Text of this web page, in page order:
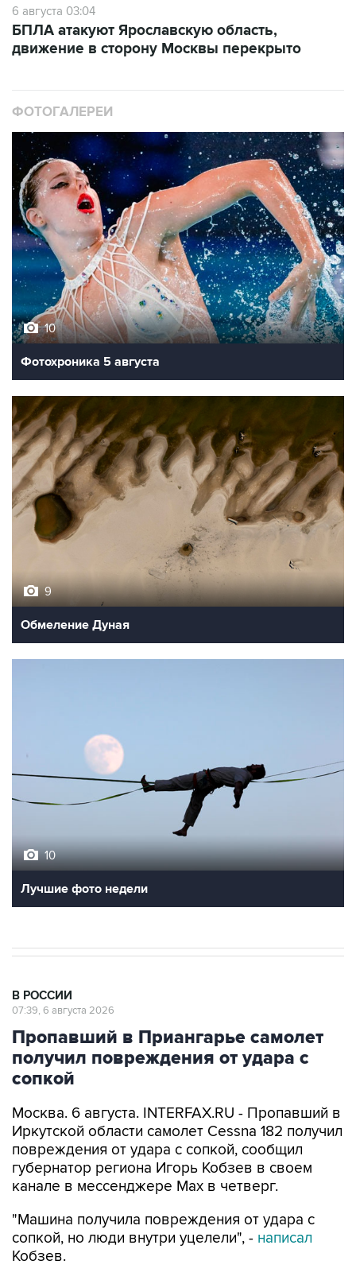
6 августа 03:04
БПЛА атакуют Ярославскую область,
движение в сторону Москвы перекрыто
ФОТОГАЛЕРЕИ
10
Фотохроника 5 августа
9
Обмеление Дуная
10
Лучшие фото недели
В РОССИИ
07:39, 6 августа 2026
Пропавший в Приангарье самолет
получил повреждения от удара с
сопкой
Москва. 6 августа. INTERFAX.RU - Пропавший в
Иркутской области самолет Cessna 182 получил
повреждения от удара с сопкой, сообщил
губернатор региона Игорь Кобзев в своем
канале в мессенджере Мах в четверг.
"Машина получила повреждения от удара с
сопкой, но люди внутри уцелели", - написал
Кобзев.